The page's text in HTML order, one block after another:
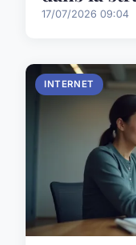
17/07/2026 09:04
INTERNET